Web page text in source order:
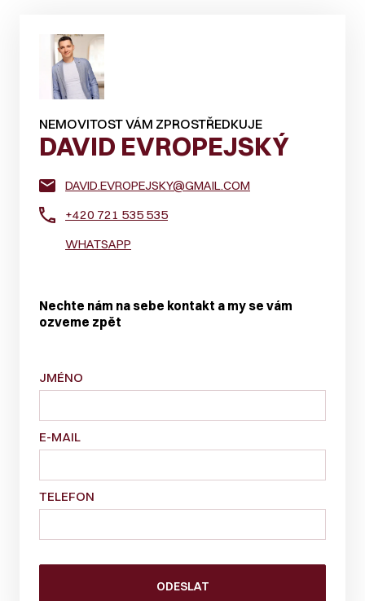
NEMOVITOST VÁM ZPROSTŘEDKUJE
DAVID EVROPEJSKÝ
DAVID.EVROPEJSKY@GMAIL.COM
+420 721 535 535
WHATSAPP
Nechte nám na sebe kontakt a my se vám
ozveme zpět
JMÉNO
E-MAIL
TELEFON